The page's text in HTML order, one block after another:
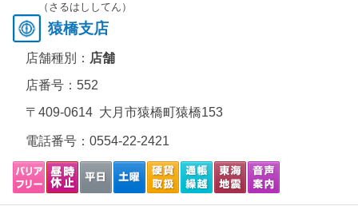
（さるはししてん）
猿橋支店
店舗種別： 店舗
店番号：552
〒409-0614 大月市猿橋町猿橋153
電話番号： 0554-22-2421